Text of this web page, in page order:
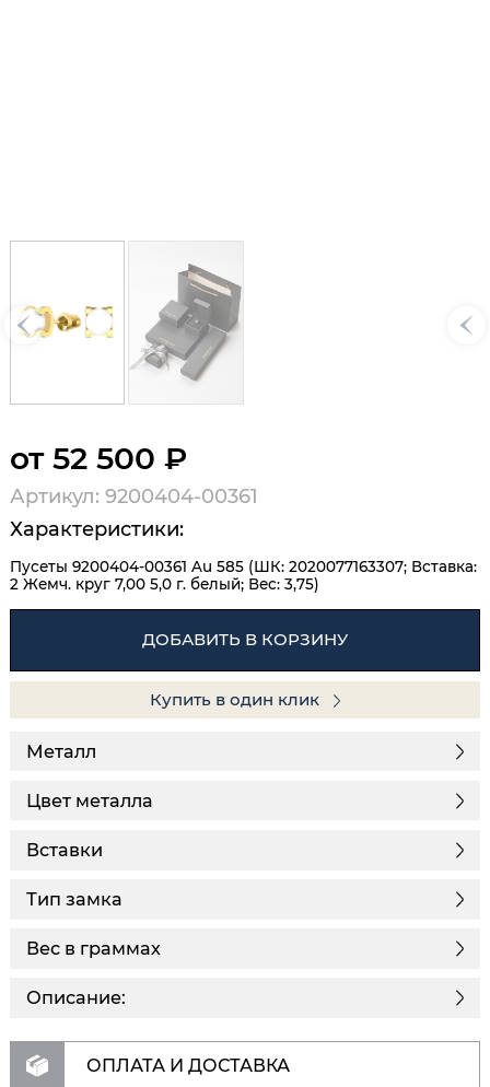
от 52 500 ₽
Артикул: 9200404-00361
Характеристики:
Пусеты 9200404-00361 Au 585 (ШК: 2020077163307; Вставка:
2 Жемч. круг 7,00 5,0 г. белый; Вес: 3,75)
ДОБАВИТЬ В КОРЗИНУ
Купить в один клик
Металл
Цвет металла
Вставки
Тип замка
Описание:
Вес в граммах
ОПЛАТА И ДОСТАВКА